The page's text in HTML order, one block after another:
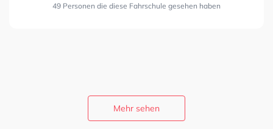
49 Personen die diese Fahrschule gesehen haben
Mehr sehen